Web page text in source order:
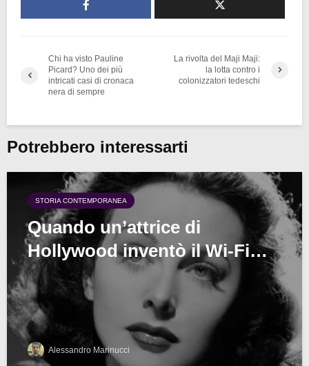
Chi ha visto Pauline
Picard? Uno dei più
intricati casi di cronaca
nera di sempre
La rivolta del Maji Maji:
la lotta contro i
colonizzatori tedeschi
Potrebbero interessarti
STORIA CONTEMPORANEA
Quando un’attrice di
Hollywood inventò il Wi-Fi…
Alessandro Marinucci